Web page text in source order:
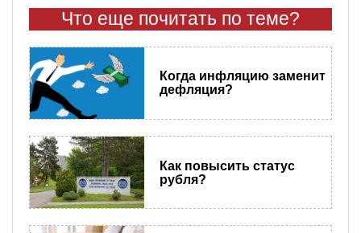
Что еще почитать по теме?
Когда инфляцию заменит
дефляция?
Как повысить статус
рубля?